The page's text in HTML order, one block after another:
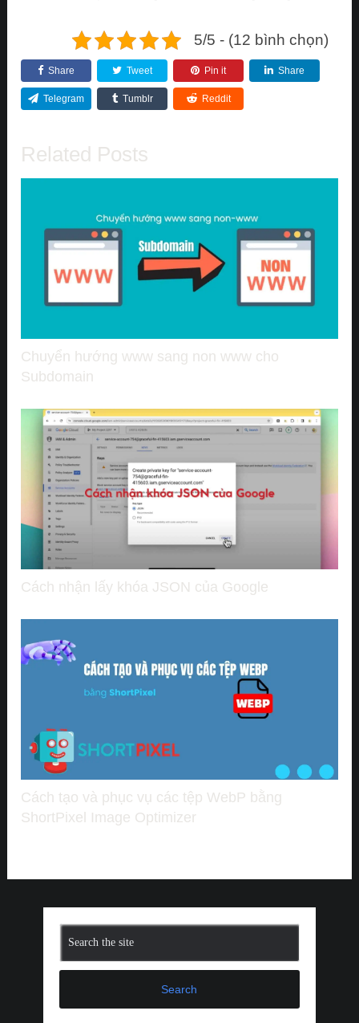
5/5 - (12 bình chọn)
Share Tweet Pin it Share
Telegram Tumblr Reddit
Related Posts
Chuyển hướng www sang non www cho
Subdomain
Cách nhận lấy khóa JSON của Google
Cách tạo và phục vụ các tệp WebP bằng
ShortPixel Image Optimizer
Search